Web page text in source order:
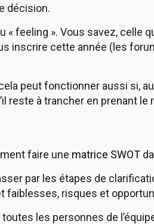
décision.
« feeling ». Vous savez, celle
inscrire cette année (les
peut fonctionner aussi si,
reste à trancher en prenant
faire une matrice SWOT
par les étapes de
faiblesses, risques et
toutes les personnes de